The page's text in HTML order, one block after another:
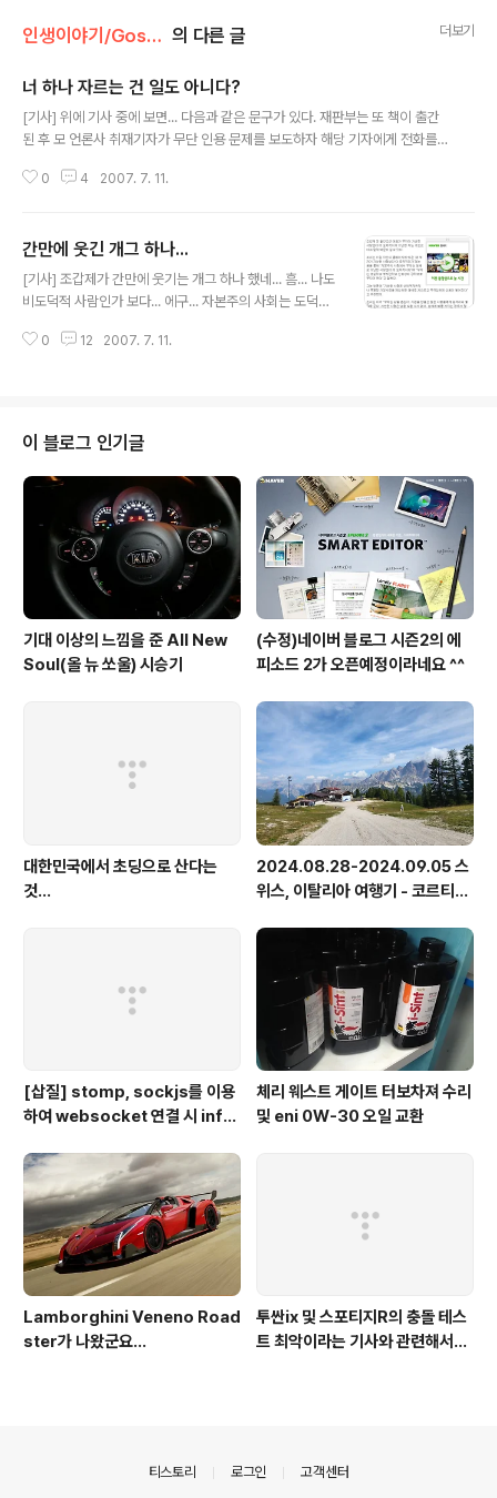
인생이야기/Gossip 의 다른 글 더보기
너 하나 자르는 건 일도 아니다?
[기사] 위에 기사 중에 보면... 다음과 같은 문구가 있다. 재판부는 또 책이 출간
된 후 모 언론사 취재기자가 무단 인용 문제를 보도하자 해당 기자에게 전화를
어 항의하기도 했다는 오마이뉴스 기사의 내용도 전체적으로 진실해 보인다고
압이 존재한다는 거 자체가... 솔직히 자신의 과오와 잘못을 인정하는 사람이 진
정으로 용감한 사람이거늘, 저런식으로 비겁하게 나오는 짓은... 자신의 먹이를
뺏낄까봐 으르렁 대는 개와 비슷하지 않는가? 블로그에서만 무단 펌이 존재..
0 4 2007. 7. 11.
간만에 웃긴 개그 하나...
[기사] 조갑제가 간만에 웃기는 개그 하나 했네... 흠... 나도
비도덕적 사람인가 보다... 에구... 자본주의 사회는 도덕과
뒷걸음 질 치다가 졸부가 되어도... 도덕적이 되는 거고... 조
의 생각은 어떻게 해야지만 나올 수 있는지 심히 궁금하다
-.-;; 앞으로 도덕적인 사람이 되고 싶다면, 사기를 쳐서라
도 돈을 벌어라... 그러는 수 밖에 없다... 덧. 혹시나 하는 맘
에 해당 기사 캡쳐를 올립니다.
0 12 2007. 7. 11.
이 블로그 인기글
기대 이상의 느낌을 준 All New
Soul(올 뉴 쏘울) 시승기
(수정)네이버 블로그 시즌2의 에
피소드 2가 오픈예정이라네요 ^^
대한민국에서 초딩으로 산다는
것...
2024.08.28-2024.09.05 스
위스, 이탈리아 여행기 - 코르티나
스
[삽질] stomp, sockjs를 이용
하여 websocket 연결 시 info
체리 웨스트 게이트 터보차져 수리
및 eni 0W-30 오일 교환
Lamborghini Veneno Road
ster가 나왔군요...
투싼ix 및 스포티지R의 충돌 테스
트 최악이라는 기사와 관련해서...
티스토리 로그인 고객센터